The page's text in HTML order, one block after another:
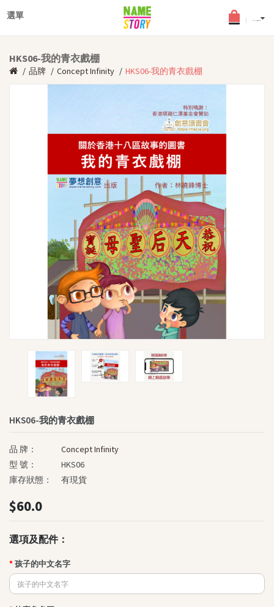
登入 English
搜查文章
個性化圖書
適合6-8歲兒童
適合9-12歲少年
中英文個性化圖書
《孩子的夢》角色扮演小舞
女兒故事系列
品德教育叢書
中文書籍
個性化圖書角
《我的勇氣之旅》系列
《孩子的夢》系列
慈善圖書系列
深心媽媽故事系列
我的童話大冒險系列
生命教育叢書
智慧教育叢書
The Power Of Name
“Brave Out, Thumbelina!”
其他書籍及精品
QEF 我的香港故事系列
不一樣的傑青
選單 (0) - HKD$0.0
HKS06-我的青衣戲棚
品牌 Concept Infinity HKS06-我的青衣戲棚
HKS06-我的青衣戲棚
品 牌：
Concept Infinity
型 號：
HKS06
庫存狀態：
有現貨
$60.0
選項及配件：
孩子的中文名字